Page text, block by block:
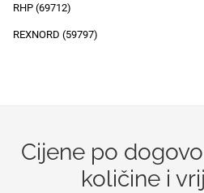
RHP (69712)
REXNORD (59797)
Cijene po
količine i